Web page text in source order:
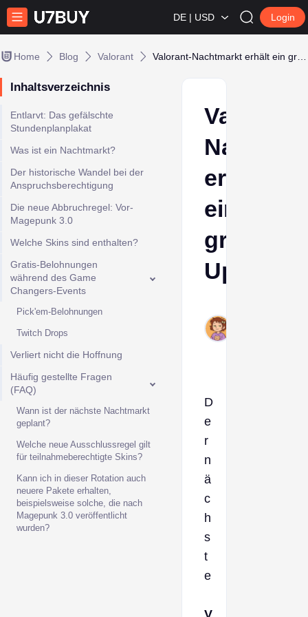
DE | USD Login
Home Blog Valorant
Inhaltsverzeichnis
Entlarvt: Das gefälschte
Stundenplanplakat
Was ist ein Nachtmarkt?
Der historische Wandel bei der
Anspruchsberechtigung
Die neue Abbruchregel: Vor-
Magepunk 3.0
Welche Skins sind enthalten?
Gratis-Belohnungen
während des Game
Changers-Events
Pick'em-Belohnungen
Twitch Drops
Verliert nicht die Hoffnung
Häufig gestellte Fragen
(FAQ)
Wann ist der nächste Nachtmarkt
geplant?
Welche neue Ausschlussregel gilt
für teilnahmeberechtigte Skins?
Kann ich in dieser Rotation auch
neuere Pakete erhalten,
beispielsweise solche, die nach
Magepunk 3.0 veröffentlicht
wurden?
Valorant-
erhält
ein
großes
Update
D
e
r
n
ä
c
h
s
t
e
V